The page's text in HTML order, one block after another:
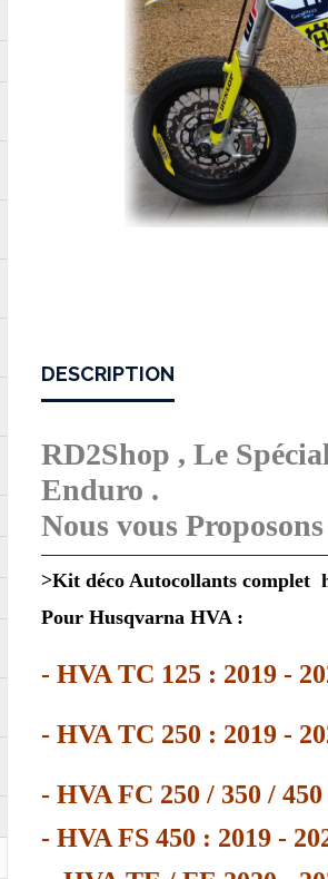
DESCRIPTION
RD2Shop , Le
Enduro .
Nous vous
>Kit déco Autocollants complet
Pour Husqvarna HVA :
- HVA TC 125 : 2019 -
- HVA TC 250 : 2019 -
- HVA FC 250 / 350 /
- HVA FS 450 : 2019 -